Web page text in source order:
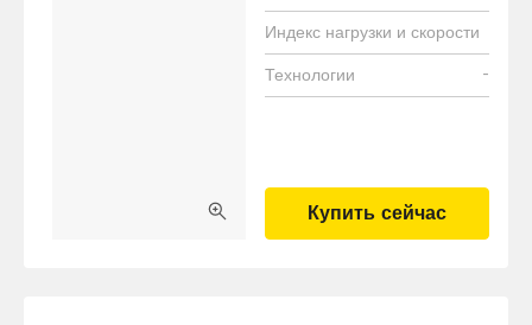
Индекс нагрузки и скорости
Технологии -
Купить сейчас